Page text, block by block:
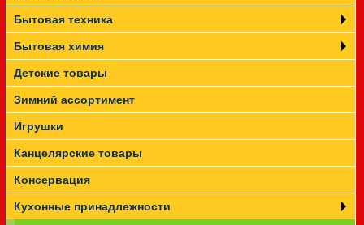
Бытовая техника
Бытовая химия
Детские товары
Зимний ассортимент
Игрушки
Канцелярские товары
Консервация
Кухонные принадлежности